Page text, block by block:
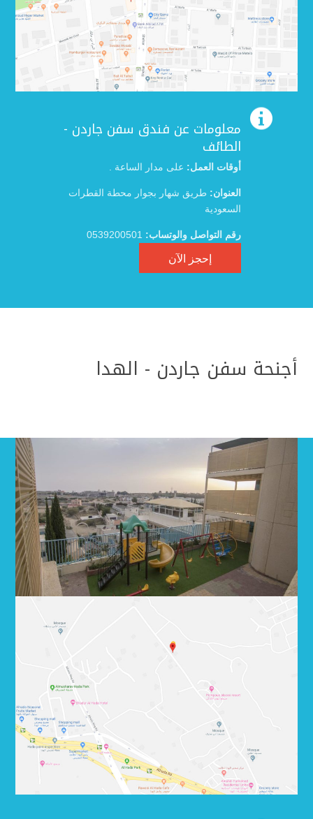
 معلومات عن فندق سفن جاردن -
الطائف
أوقات العمل: على مدار الساعة .
العنوان: طريق شهار بجوار محطة القطرات
السعودية
رقم التواصل والوتساب:
إحجز الآن
أجنحة سفن جاردن - الهدا